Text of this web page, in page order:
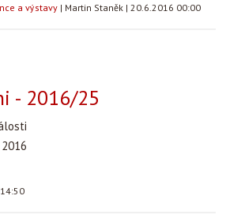
a výstavy | Martin Staněk | 20.6.2016 00:00
- 2016/25